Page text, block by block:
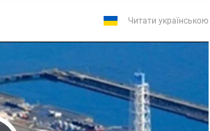
Читати українською